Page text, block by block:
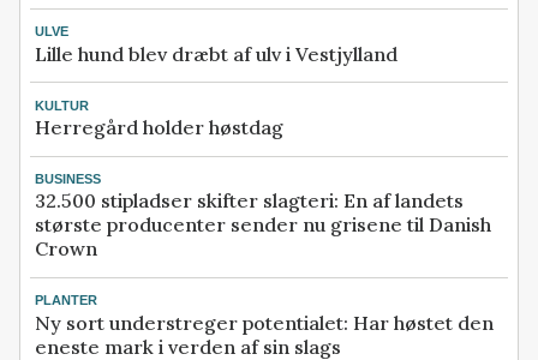
ULVE
Lille hund blev dræbt af ulv i Vestjylland
KULTUR
Herregård holder høstdag
BUSINESS
32.500 stipladser skifter slagteri: En af landets
største producenter sender nu grisene til Danish
Crown
PLANTER
Ny sort understreger potentialet: Har høstet den
eneste mark i verden af sin slags